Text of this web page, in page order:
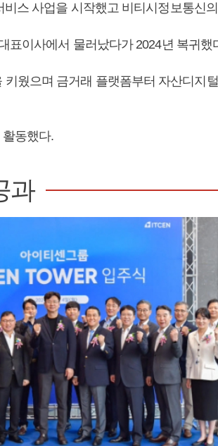
비스 사업을 시작했고 비티시정보통신
표이사에서 물러났다가 2024년 복귀했
웠으며 금거래 플랫폼부터 자산디지
동했다.
과